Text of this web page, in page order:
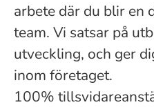
arbete där du blir en
team. Vi satsar på
utveckling, och ger
inom företaget.
100%